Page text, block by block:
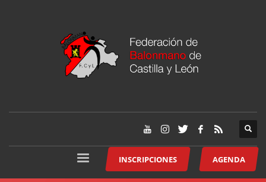
INSCRIPCIONES AGENDA